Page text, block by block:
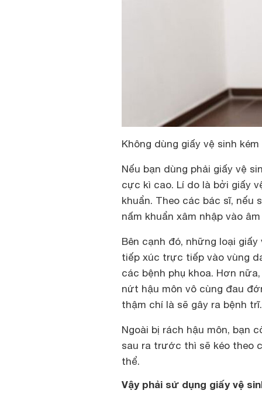
Không dùng giấy vệ sinh
Nếu bạn dùng phải giấy vệ
cực kì cao. Lí do là bởi giấy
khuẩn. Theo các bác sĩ, nếu
nấm khuẩn xâm nhập vào
Bên cạnh đó, những loại
tiếp xúc trực tiếp vào vùng
các bệnh phụ khoa. Hơn
nứt hậu môn vô cùng đau
thậm chí là sẽ gây ra bệnh trĩ.
Ngoài bị rách hậu môn, bạn
sau ra trước thì sẽ kéo theo
thể.
Vậy phải sử dụng giấy vệ